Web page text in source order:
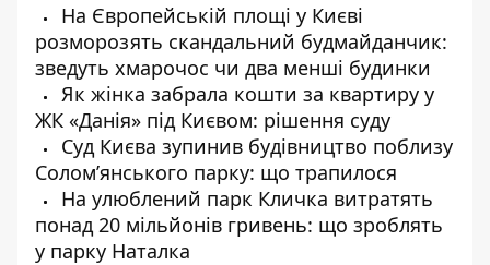
На Європейській площі у Києві
розморозять скандальний будмайданчик:
зведуть хмарочос чи два менші будинки
Як жінка забрала кошти за квартиру у
ЖК «Данія» під Києвом: рішення суду
Суд Києва зупинив будівництво поблизу
Солом’янського парку: що трапилося
На улюблений парк Кличка витратять
понад 20 мільйонів гривень: що зроблять
у парку Наталка